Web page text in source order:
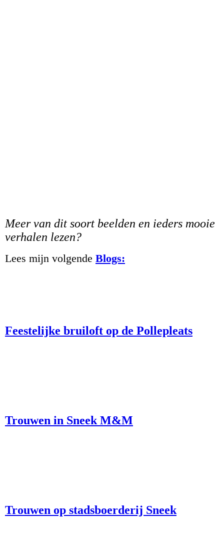
Meer van dit soort beelden en ieders mooie
verhalen lezen?
Lees mijn volgende Blogs:
Feestelijke bruiloft op de Pollepleats
Trouwen in Sneek M&M
Trouwen op stadsboerderij Sneek